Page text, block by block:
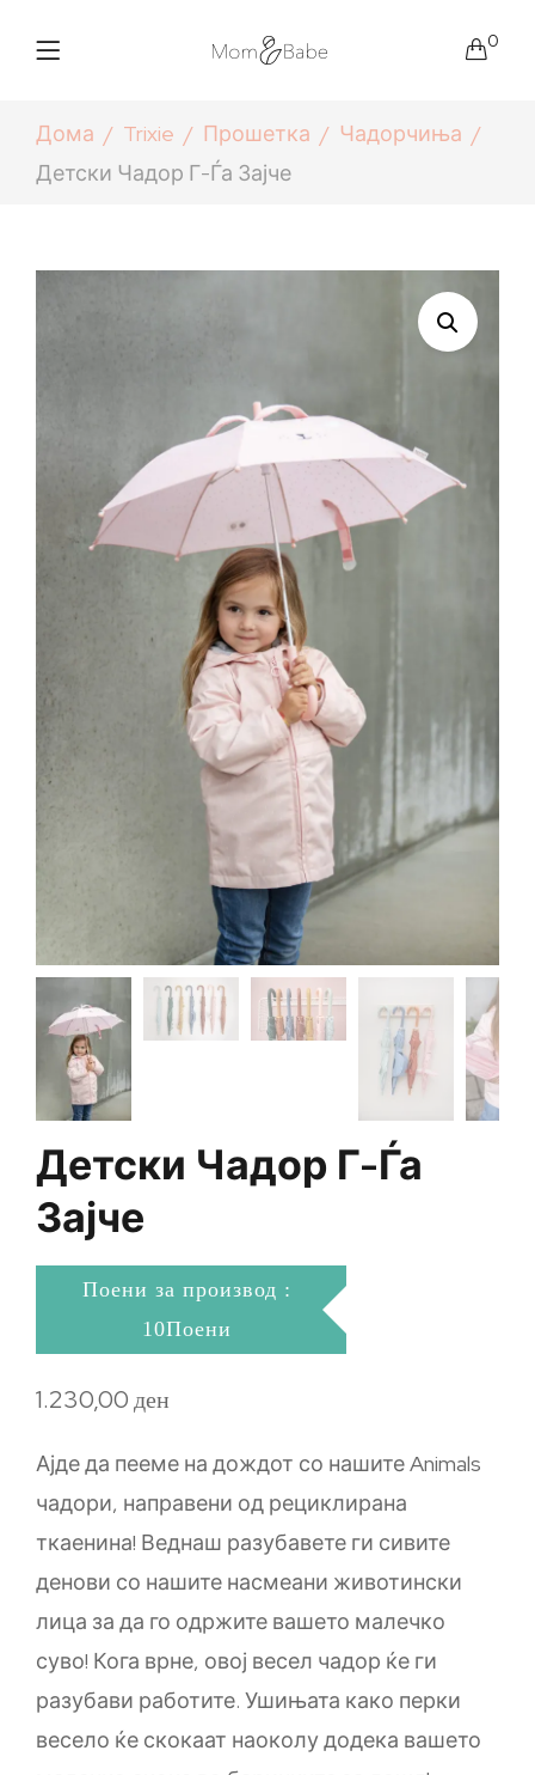
0
Дома Trixie Прошетка
Чадорчиња
Детски Чадор Г-Ѓа Зајче
Детски Чадор Г-Ѓа
Зајче
Поени за производ :
10Поени
1.230,00ден
Ајде да пееме на дождот со нашите Animals
чадори, направени од рециклирана
ткаенина! Веднаш разубавете ги сивите
денови со нашите насмеани животински
лица за да го одржите вашето малечко
суво! Кога врне, овој весел чадор ќе ги
разубави работите. Ушињата како перки
весело ќе скокаат наоколу додека вашето